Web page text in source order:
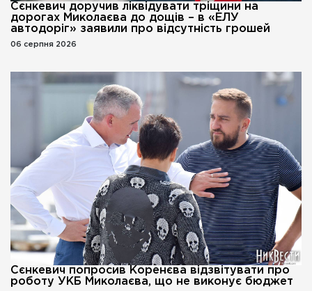
Сєнкевич доручив ліквідувати тріщини на
дорогах Миколаєва до дощів – в «ЕЛУ
автодоріг» заявили про відсутність грошей
06 серпня 2026
Сєнкевич попросив Коренєва відзвітувати про
роботу УКБ Миколаєва, що не виконує бюджет